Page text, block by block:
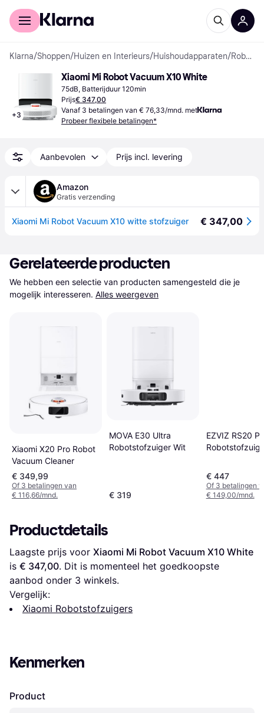
Voor shoppers
Klarna/Shoppen/Huizen en Interieurs/Huishoudapparaten/ Robotstofzuigers
+3
Xiaomi Mi Robot Vacuum X10 White
75dB, Batterijduur 120min
Prijs€ 347,00
Vanaf 3 betalingen van € 76,33/mnd. met
Probeer flexibele betalingen*
Aanbevolen Prijs incl. levering
Amazon
Gratis verzending
Xiaomi Mi Robot Vacuum X10 witte stofzuiger € 347,00
Gerelateerde producten
We hebben een selectie van producten samengesteld die je
mogelijk interesseren. Alles weergeven
Xiaomi X20 Pro Robot
Vacuum Cleaner
€ 349,99
Of 3 betalingen van
€ 116,66/mnd.
MOVA E30 Ultra
Robotstofzuiger Wit
€ 319
EZVIZ RS20
€ 447
Of 3 betalingen
€ 149,00/mnd.
Productdetails
Laagste prijs voor Xiaomi Mi Robot Vacuum X10 White
is € 347,00. Dit is momenteel het goedkoopste
aanbod onder 3 winkels.
Vergelijk:
Xiaomi Robotstofzuigers
Kenmerken
Product